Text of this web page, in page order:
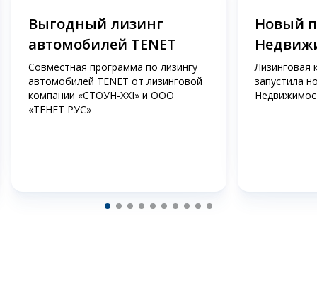
Выгодный лизинг
автомобилей TENET
Совместная программа по лизингу
автомобилей TENET от лизинговой
компании «СТОУН-XXI» и ООО
«ТЕНЕТ РУС»
Новый
Лизинговая
запустила